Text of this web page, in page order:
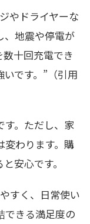
やドライヤーな
、地震や停電が
十回充電でき
です。”（引用
す。ただし、家
変わります。購
安心です。
すく、日常使い
できる満足度の